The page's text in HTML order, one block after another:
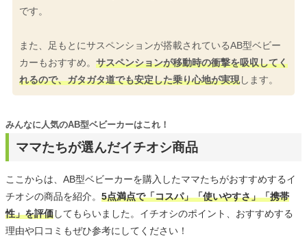
です。
また、足もとにサスペンションが搭載されているAB型ベビー
カーもおすすめ。 サスペンションが移動時の衝撃を吸収してく
れるので、ガタガタ道でも安定した乗り心地が実現します。
ママたちが選んだイチオシ商品
みんなに人気のAB型ベビーカーはこれ！
ここからは、AB型ベビーカーを購入したママたちがおすすめするイ
チオシの商品を紹介。 5点満点で「コスパ」「使いやすさ」「携帯
性」を評価してもらいました。イチオシのポイント、おすすめする
理由や口コミもぜひ参考にしてください！